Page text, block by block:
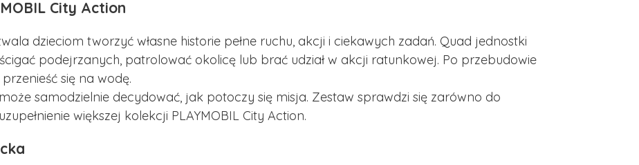
City Action
dzieciom tworzyć własne historie pełne ruchu, akcji i ciekawych zadań. Quad jednostki
podejrzanych, patrolować okolicę lub brać udział w akcji ratunkowej. Po przebudowie
się na wodę.
samodzielnie decydować, jak potoczy się misja. Zestaw sprawdzi się zarówno do
większej kolekcji PLAYMOBIL City Action.